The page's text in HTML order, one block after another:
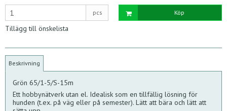
pcs Köp
Tillägg till önskelista
Beskrivning
Grön 65/1-5/S-15m
Ett hobbynätverk utan el. Idealisk som en tillfällig lösning för
hunden (t.ex. på väg eller på semester). Lätt att bära och lätt att